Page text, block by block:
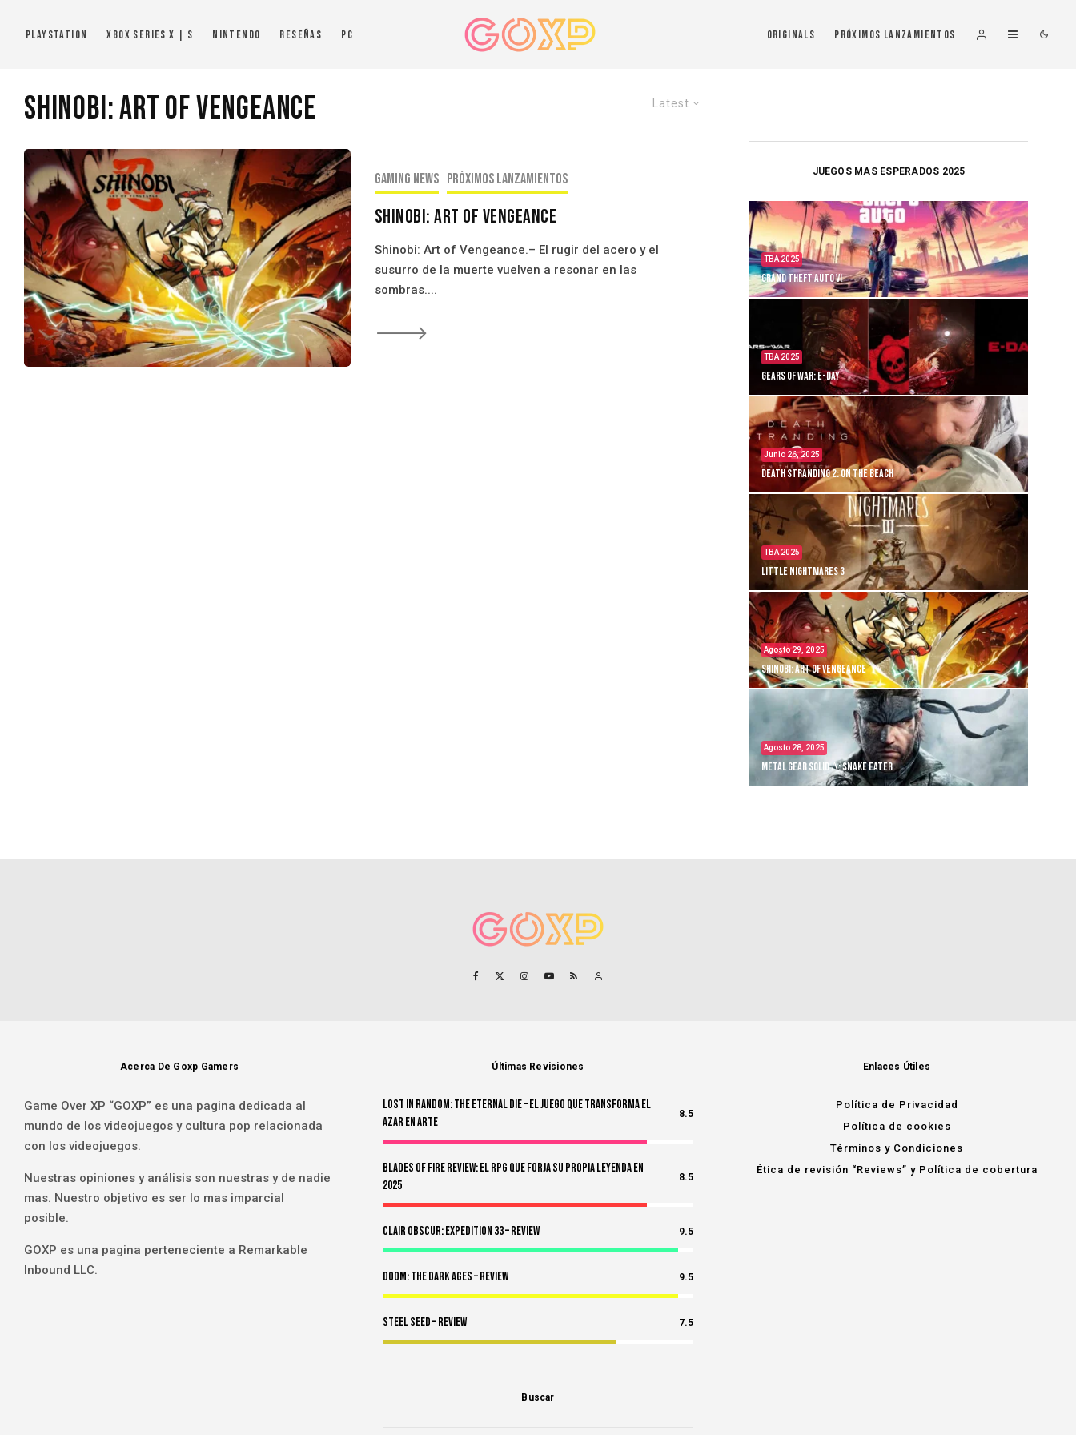
PlayStation Xbox Series X | S Nintendo Reseñas PC Originals Próximos Lanzamientos
Latest
Shinobi: Art of Vengeance
Gaming news Próximos Lanzamientos
Shinobi: Art of Vengeance
Shinobi: Art of Vengeance.– El rugir del acero y el
susurro de la muerte vuelven a resonar en las
sombras....
🡒
JUEGOS MAS ESPERADOS 2025
TBA 2025
Grand Theft Auto VI
TBA 2025
Gears of War: E-Day
Junio 26, 2025
Death Stranding 2: On the Beach
TBA 2025
Little Nightmares 3
Agosto 29, 2025
Shinobi: Art of Vengeance
Agosto 28, 2025
Metal Gear Solid Δ: Snake Eater
Acerca De Goxp Gamers
Game Over XP “GOXP” es una pagina dedicada al
mundo de los videojuegos y cultura pop relacionada
con los videojuegos.
Nuestras opiniones y análisis son nuestras y de nadie
mas. Nuestro objetivo es ser lo mas imparcial
posible.
GOXP es una pagina perteneciente a Remarkable
Inbound LLC.
Últimas Revisiones
Lost in Random: The Eternal Die – El Juego Que Transforma el
Azar en Arte
8.5
Blades of Fire Review: El RPG Que Forja Su Propia Leyenda en
2025
8.5
Clair Obscur: Expedition 33 – Review 9.5
Doom: The Dark Ages – Review 9.5
Steel Seed – Review 7.5
Buscar
Enlaces Útiles
Política de Privacidad
Política de cookies
Términos y Condiciones
Ética de revisión “Reviews” y Política de cobertura